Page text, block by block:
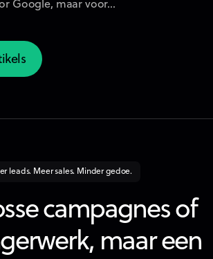
Google, maar voor...
leads. Meer sales. Minder gedoe.
campagnes of
maar een